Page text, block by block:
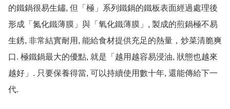
的鐵鍋很易生鏽, 但「極」系列鐵鍋的鐵板表面經過處理後
形成「氮化鐵薄膜」與「氧化鐵薄膜」, 製成的煎鍋極不易
生銹, 非常結實耐用, 能給食材提供充足的熱量，炒菜清脆爽
口. 極鐵鍋最大的優點, 就是「越用越容易浸油, 狀態也越來
越好」. 只要保養得當, 可以持續使用數十年, 還能傳給下一
代.